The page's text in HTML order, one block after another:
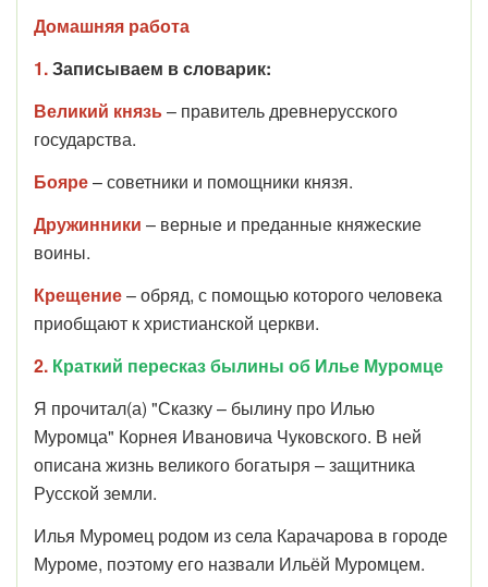
Домашняя работа
1.Записываем в словарик:
Великий князь– правитель древнерусского
государства.
Бояре– советники и помощники князя.
Дружинники – верные и преданные княжеские
воины.
Крещение– обряд, с помощью которого человека
приобщают к христианской церкви.
2. Краткий пересказ былины об Илье Муромце
Я прочитал(а) "Сказку – былину про Илью
Муромца" Корнея Ивановича Чуковского. В ней
описана жизнь великого богатыря – защитника
Русской земли.
Илья Муромец родом из села Карачарова в городе
Муроме, поэтому его назвали Ильёй Муромцем.